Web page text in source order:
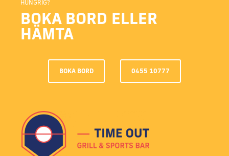
HUNGRIG?
BOKA BORD ELLER
HÄMTA
BOKA BORD 0455 10777